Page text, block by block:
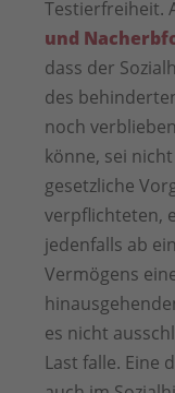
Testierfreiheit.
und
dass der
des
noch
könne, sei
gesetzliche
verpflichteten,
jedenfalls ab
Vermögens
es nicht
Last falle. Eine